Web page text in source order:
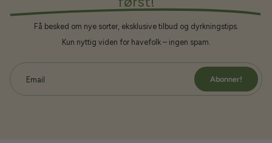
Få besked om nye sorter, eksklusive tilbud og dyrkningstips.
Kun nyttig viden for havefolk – ingen spam.
Email Abonner!